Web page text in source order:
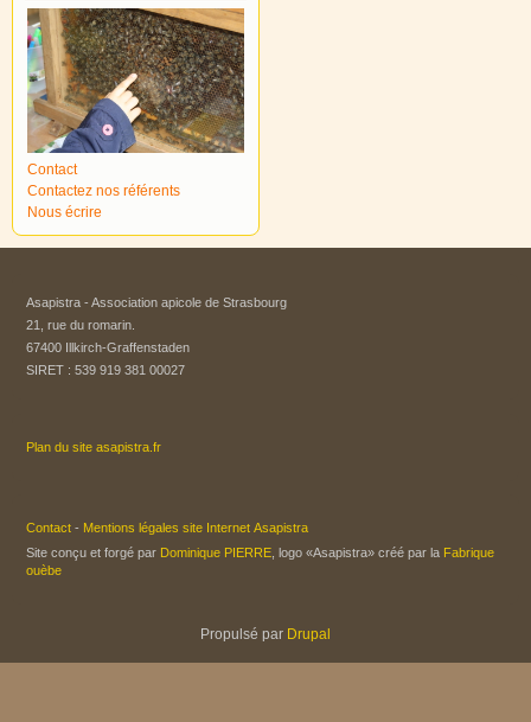
Contact
Contactez nos référents
Nous écrire
Asapistra - Association apicole de Strasbourg​
21, rue du romarin.
67400 Illkirch-Graffenstaden
SIRET : 539 919 381 00027
Plan du site asapistra.fr
Contact - Mentions légales site Internet Asapistra
Site conçu et forgé par Dominique PIERRE , logo «Asapistra» créé par la Fabrique
ouèbe
Propulsé par Drupal